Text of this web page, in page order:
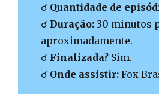
☌ Quantidade de
☌ Duração: 30 minutos
aproximadamente.
☌ Finalizada? Sim.
☌ Onde assistir: Fox